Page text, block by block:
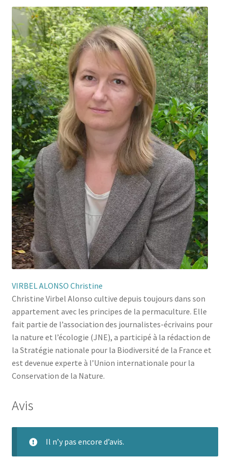
VIRBEL ALONSO Christine
Christine Virbel Alonso cultive depuis toujours dans son
appartement avec les principes de la permaculture. Elle
fait partie de l’association des journalistes-écrivains pour
la nature et l’écologie (JNE), a participé à la rédaction de
la Stratégie nationale pour la Biodiversité de la France et
est devenue experte à l’Union internationale pour la
Conservation de la Nature.
Avis
Il n’y pas encore d’avis.